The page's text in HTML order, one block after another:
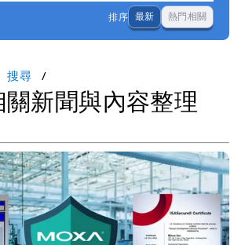
排序 最新 熱門相關
搜尋
新聞與內容整理